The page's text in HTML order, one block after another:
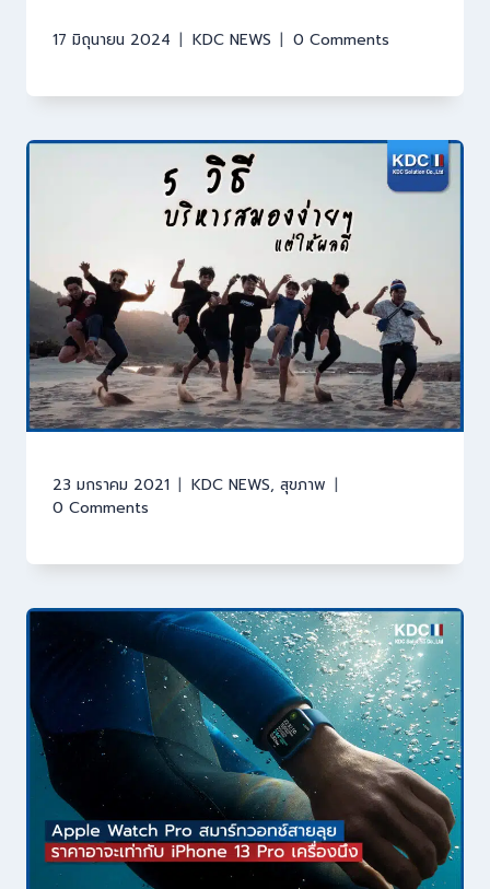
17 มิถุนายน 2024 KDC NEWS 0 Comments
23 มกราคม 2021 KDC NEWS, สุขภาพ
0 Comments